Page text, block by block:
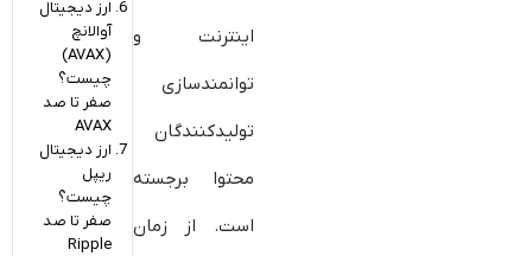
اینترنت و
توانمندسازی
تولیدکنندگان
محتوا برجسته
است. از زمان
ارز دیجیتال
آوالانچ
(AVAX)
چیست؟
صفر تا صد
AVAX
ارز دیجیتال
ریپل
چیست؟
صفر تا صد
Ripple